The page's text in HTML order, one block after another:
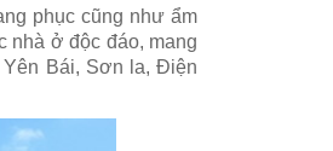
phục cũng như ẩm
nhà ở độc đáo, mang
Bái, Sơn la, Điện